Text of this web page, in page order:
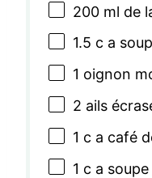
200ml de
1.5 c a
1 oignon
2 ails
1 c a café
1 c a